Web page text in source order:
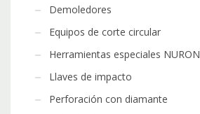
Demoledores
Equipos de corte circular
Herramientas especiales NURON
Llaves de impacto
Perforación con diamante